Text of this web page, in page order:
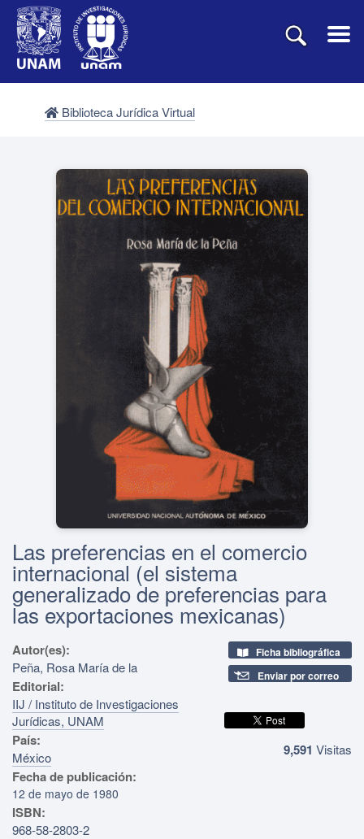
Biblioteca Jurídica Virtual
Las preferencias en el comercio
internacional (el sistema
generalizado de preferencias para
las exportaciones mexicanas)
Autor(es):
Peña, Rosa María de la
Editorial:
IIJ / Instituto de Investigaciones
Jurídicas, UNAM
País:
México
Fecha de publicación:
12 de mayo de 1980
ISBN:
968-58-2803-2
Ficha bibliográfica
Enviar por correo
9,591 Visitas